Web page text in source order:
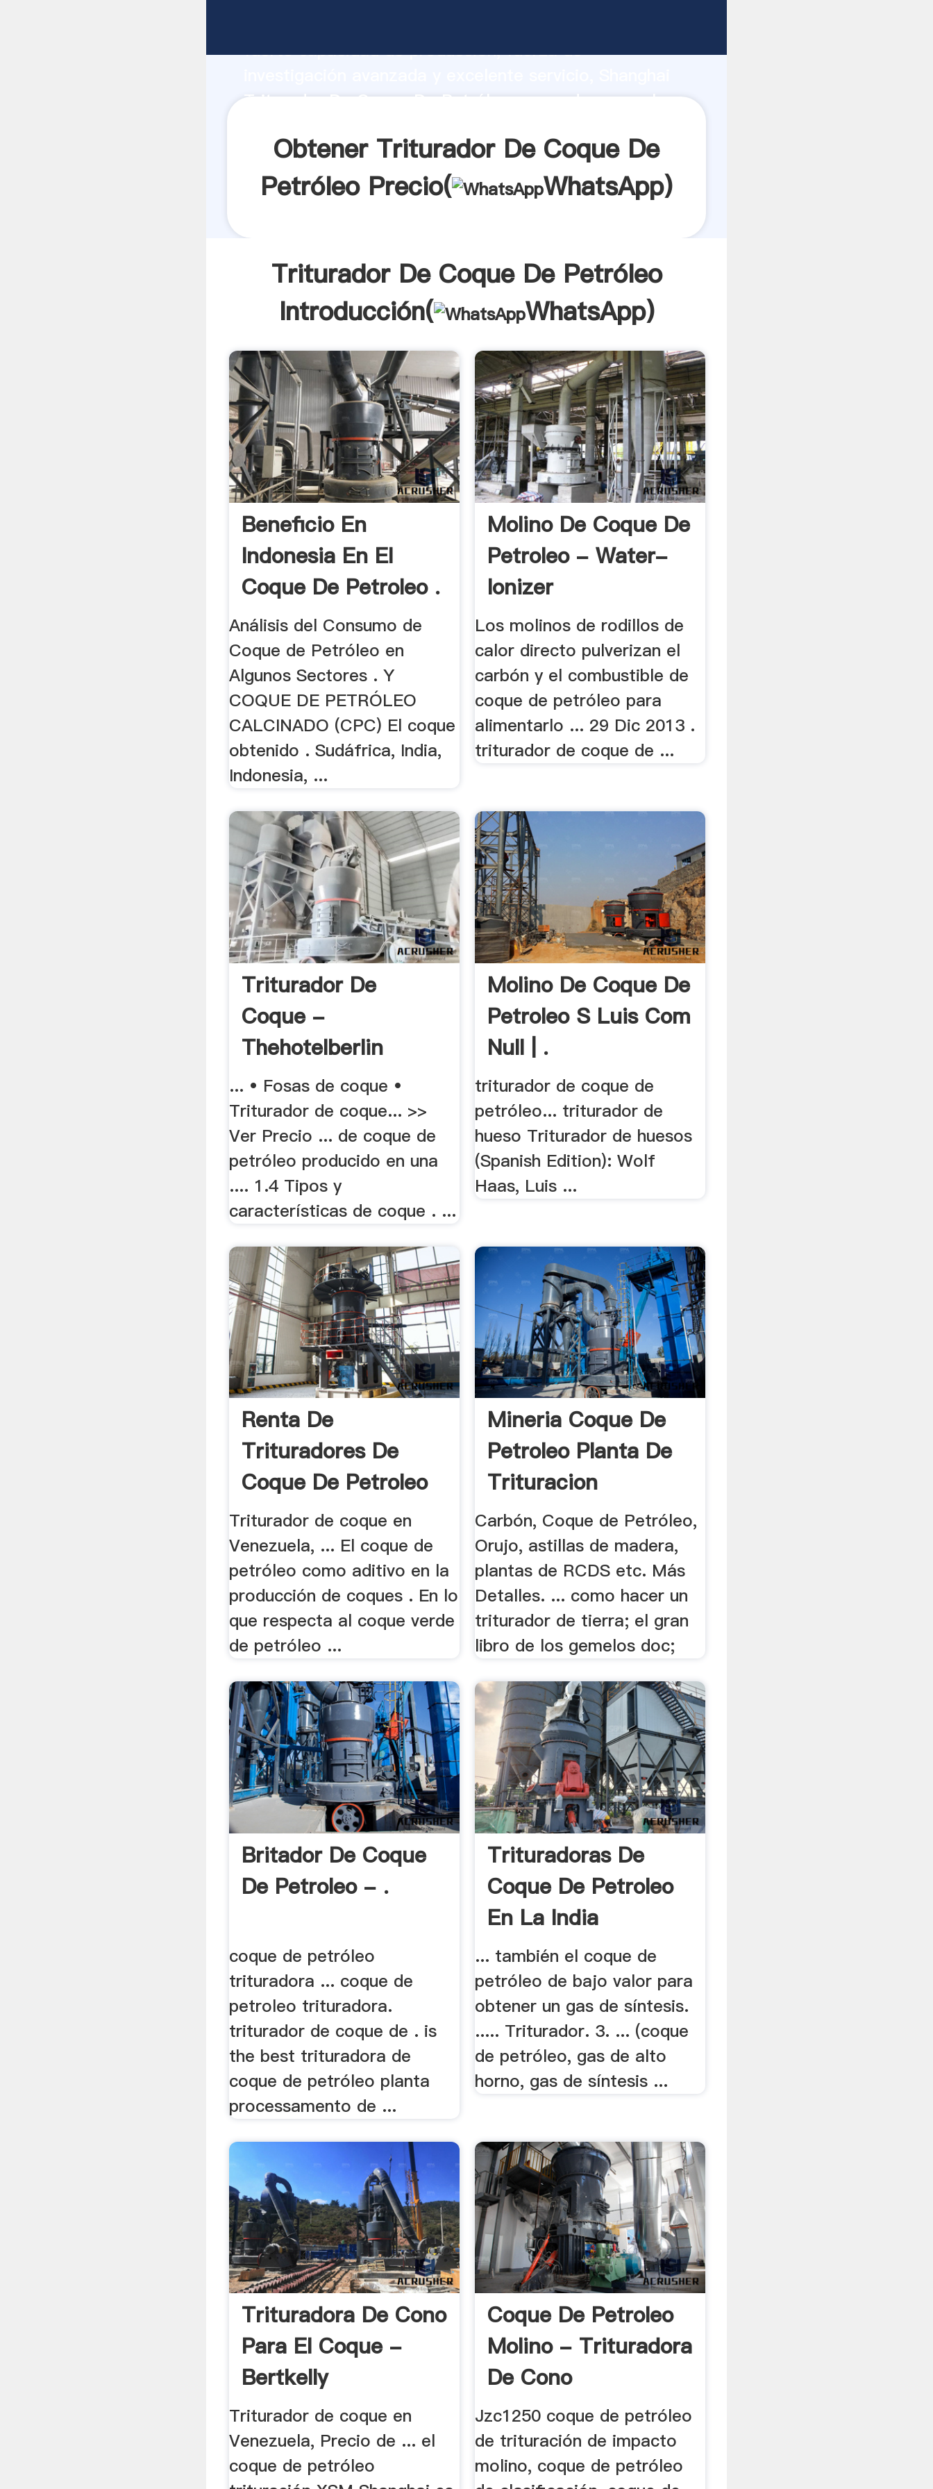
fuerte capacidad de producción, fuerza de
Triturador De Coque De Petróleo proveedor crea el
Obtener Triturador De Coque De
Petróleo Precio(
WhatsApp)
Triturador De Coque De Petróleo
Introducción(
WhatsApp)
Beneficio En
Indonesia En El
Coque De Petroleo .
Análisis del Consumo de
Coque de Petróleo en
Algunos Sectores . Y
COQUE DE PETRÓLEO
CALCINADO (CPC) El coque
obtenido . Sudáfrica, India,
Indonesia, ...
Molino De Coque De
Petroleo - Water-
Ionizer
Los molinos de rodillos de
calor directo pulverizan el
carbón y el combustible de
coque de petróleo para
alimentarlo ... 29 Dic 2013 .
triturador de coque de ...
Triturador De
Coque -
Thehotelberlin
... • Fosas de coque •
Triturador de coque... >>
Ver Precio ... de coque de
petróleo producido en una
.... 1.4 Tipos y
características de coque . ...
Molino De Coque De
Petroleo S Luis Com
Null | .
triturador de coque de
petróleo... triturador de
hueso Triturador de huesos
(Spanish Edition): Wolf
Haas, Luis ...
Renta De
Trituradores De
Coque De Petroleo
En .
Triturador de coque en
Venezuela, ... El coque de
petróleo como aditivo en la
producción de coques . En lo
que respecta al coque verde
de petróleo ...
Mineria Coque De
Petroleo Planta De
Trituracion
Carbón, Coque de Petróleo,
Orujo, astillas de madera,
plantas de RCDS etc. Más
Detalles. ... como hacer un
triturador de tierra; el gran
libro de los gemelos doc;
Britador De Coque
De Petroleo - .
coque de petróleo
trituradora ... coque de
petroleo trituradora.
triturador de coque de . is
the best trituradora de
coque de petróleo planta
processamento de ...
Trituradoras De
Coque De Petroleo
En La India
... también el coque de
petróleo de bajo valor para
obtener un gas de síntesis.
..... Triturador. 3. ... (coque
de petróleo, gas de alto
horno, gas de síntesis ...
Trituradora De Cono
Para El Coque -
Bertkelly
Triturador de coque en
Venezuela, Precio de ... el
coque de petróleo
Coque De Petroleo
Molino - Trituradora
De Cono
Jzc1250 coque de petróleo
de trituración de impacto
molino, coque de petróleo